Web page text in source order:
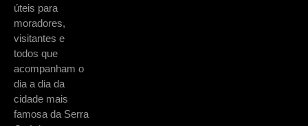
úteis para
moradores,
visitantes e
todos que
acompanham o
dia a dia da
cidade mais
famosa da Serra